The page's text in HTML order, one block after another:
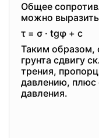
Общее
можно
τ = σ · tgφ + c
Таким образом,
грунта сдвигу
трения,
давлению, плюс
давления.